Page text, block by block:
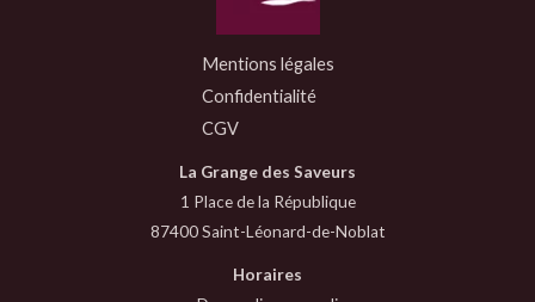
Mentions légales
Confidentialité
CGV
La Grange des Saveurs
1 Place de la République
87400 Saint-Léonard-de-Noblat
Horaires